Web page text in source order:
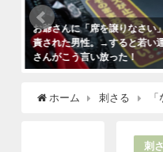
お爺さんに「席を譲りなさい
責された男性。→すると若い
さんがこう言い放った！
ホーム 刺さる
刺